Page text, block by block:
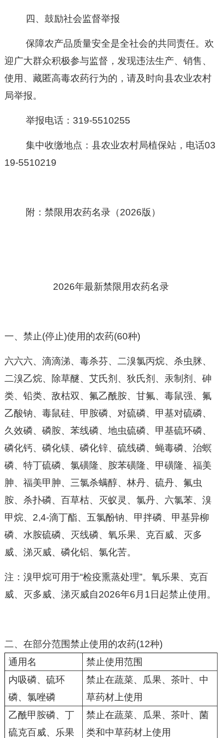
四 、鼓励社会监督举报
保障农产品质量安全是全社会的共同责任。欢
迎广大群众积极参与监督，发现违法生产、销售、
使用、藏匿高毒农药行为的，请及时向县农业农村
局举报。
举报电话： 319-5510255
集中收缴地点： 县农业农村局植保站，电话03
19-5510219
附：禁限用农药名录（2026版）
2026年最新禁限用农药名录
一、禁止(停止)使用的农药(60种)
六六六、滴滴涕、毒杀芬、二溴氯丙烷、杀虫脒、
二溴乙烷、除草醚、艾氏剂、狄氏剂、汞制剂、砷
类、铅类、敌枯双、氟乙酰胺、甘氟、毒鼠强、氟
乙酸钠、毒鼠硅、甲胺磷、对硫磷、甲基对硫磷、
久效磷、磷胺、苯线磷、地虫硫磷、甲基硫环磷、
磷化钙、磷化镁、磷化锌、硫线磷、蝇毒磷、治螟
磷、特丁硫磷、氯磺隆、胺苯磺隆、甲磺隆、福美
胂、福美甲胂、三氯杀螨醇、林丹、硫丹、氟虫
胺、杀扑磷、百草枯、灭蚁灵、氯丹、六氯苯、溴
甲烷、 2,4-滴丁酯、五氯酚钠、甲拌磷、甲基异柳
磷、水胺硫磷、灭线磷、氧乐果、克百威、灭多
威、涕灭威、磷化铝、氯化苦。
注：溴甲烷可用于“检疫熏蒸处理”。氧乐果、克百
威、灭多威、涕灭威自2026年6月1日起禁止使用。
二、在部分范围禁止使用的农药(12种)
通用名
禁止使用范围
内吸磷、硫环
磷、氯唑磷
禁止在蔬菜、瓜果、茶叶、中
草药材上使用
乙酰甲胺磷、丁
硫克百威、乐果
禁止在蔬菜、瓜果、茶叶、菌
类和中草药材上使用